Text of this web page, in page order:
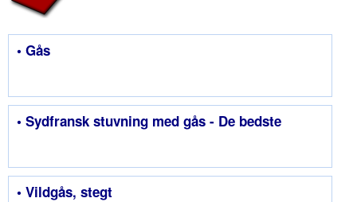
• Gås
• Sydfransk stuvning med gås - De bedste
• Vildgås, stegt